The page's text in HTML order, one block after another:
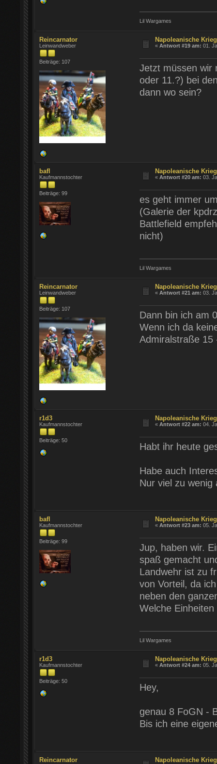
Lil Wargames
Reincarnator
Leinwandweber
Beiträge: 107
Napoleanische
«Antwort #19 am: 01.
Jetzt müssen wir
oder 11.?) bei
dann wo sein?
bafl
Kaufmannstochter
Beiträge: 99
Napoleanische
«Antwort #20 am: 03.
es geht immer
(Galerie der
Battlefield
nicht)
Lil Wargames
Reincarnator
Leinwandweber
Beiträge: 107
Napoleanische
«Antwort #21 am: 03.
Dann bin ich am
Wenn ich da
Admiralstraße 15
r1d3
Kaufmannstochter
Beiträge: 50
Napoleanische
«Antwort #22 am: 04.
Habt ihr heute
Habe auch
Nur viel zu wenig
bafl
Kaufmannstochter
Beiträge: 99
Napoleanische
«Antwort #23 am: 05.
Jup, haben wir.
spaß gemacht
Landwehr ist zu
von Vorteil, da
neben den
Welche
Lil Wargames
r1d3
Kaufmannstochter
Beiträge: 50
Napoleanische
«Antwort #24 am: 05.
Hey,
genau 8 FoGN -
Bis ich eine
Reincarnator Napoleanische